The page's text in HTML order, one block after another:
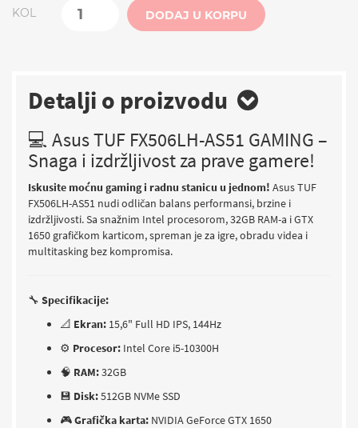
KOL DODAJ U KORPU
Detalji o proizvodu
💻 Asus TUF FX506LH-AS51 GAMING –
Snaga i izdržljivost za prave gamere!
Iskusite moćnu gaming i radnu stanicu u jednom! Asus TUF
FX506LH-AS51 nudi odličan balans performansi, brzine i
izdržljivosti. Sa snažnim Intel procesorom, 32GB RAM-a i GTX
1650 grafičkom karticom, spreman je za igre, obradu videa i
multitasking bez kompromisa.
🔧 Specifikacije:
📐 Ekran: 15,6" Full HD IPS, 144Hz
⚙️ Procesor: Intel Core i5-10300H
🧠 RAM:32GB
💾 Disk:512GB NVMe SSD
🎮Grafička karta: NVIDIA GeForce GTX 1650